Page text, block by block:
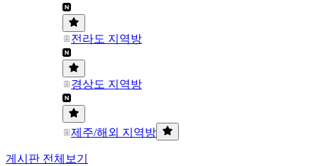
전라도 지역방
경상도 지역방
제주/해외 지역방
게시판 전체보기